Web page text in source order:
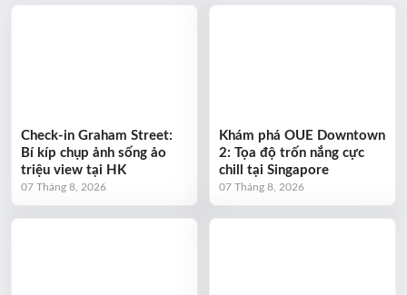
Check-in Graham Street:
Bí kíp chụp ảnh sống ảo
triệu view tại HK
07 Tháng 8, 2026
Khám phá OUE Downtown
2: Tọa độ trốn nắng cực
chill tại Singapore
07 Tháng 8, 2026